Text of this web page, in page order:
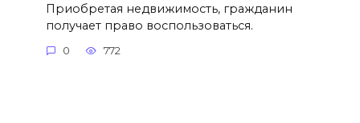
Приобретая недвижимость, гражданин
получает право воспользоваться.
0 772